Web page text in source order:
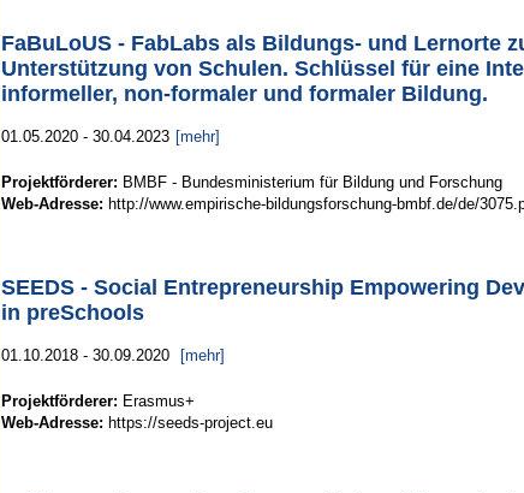
FaBuLoUS - FabLabs als Bildungs- und Lernorte
Unterstützung von Schulen. Schlüssel für eine
informeller, non-formaler und formaler Bildung.
01.05.2020 - 30.04.2023 [mehr]
Projektförderer: BMBF - Bundesministerium für Bildung und Forschung
Web-Adresse: http://www.empirische-bildungsforschung-bmbf.de/de/
SEEDS - Social Entrepreneurship Empowering
in preSchools
01.10.2018 - 30.09.2020 [mehr]
Projektförderer: Erasmus+
Web-Adresse: https://seeds-project.eu